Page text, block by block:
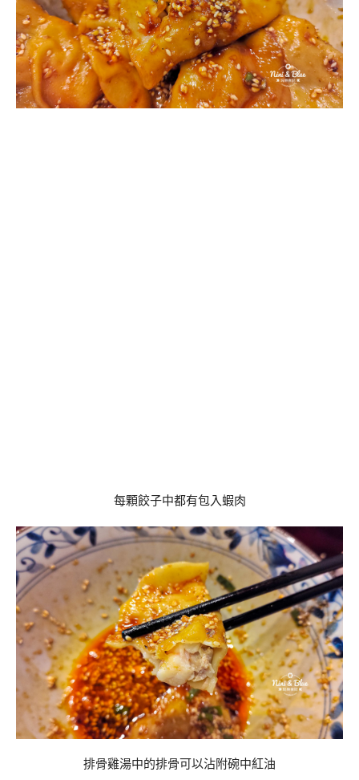
每顆餃子中都有包入蝦肉
排骨雞湯中的排骨可以沾附碗中紅油